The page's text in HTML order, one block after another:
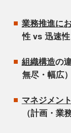
業務推進に
性 vs 迅速性
組織構造の
無尽・幅広）
マネジメン
（計画・業